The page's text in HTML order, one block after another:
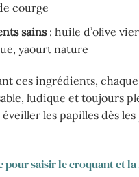
courge
sains: huile d’olive
yaourt nature
ces ingrédients,
ludique et toujours
les papilles dès
pour saisir le croquant et